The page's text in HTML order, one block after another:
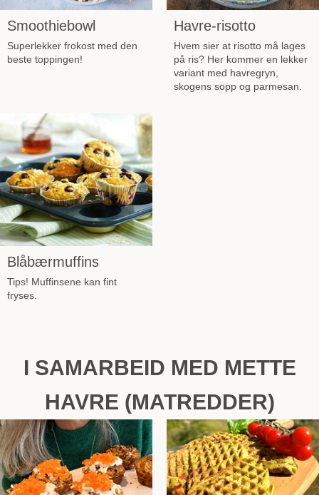
Smoothiebowl
Superlekker frokost med den
beste toppingen!
Havre-risotto
Hvem sier at risotto må lages
på ris? Her kommer en lekker
variant med havregryn,
skogens sopp og parmesan.
Blåbærmuffins
Tips! Muffinsene kan fint
fryses.
I SAMARBEID MED METTE
HAVRE (MATREDDER)